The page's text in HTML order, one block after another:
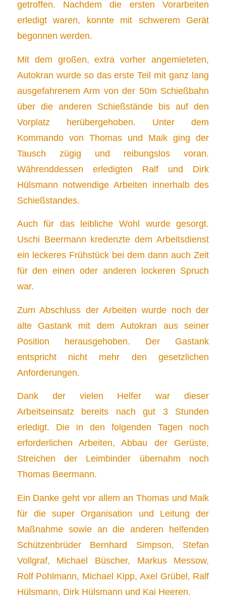
getroffen. Nachdem die ersten Vorarbeiten
erledigt waren, konnte mit schwerem Gerät
begonnen werden.
Mit dem großen, extra vorher angemieteten,
Autokran wurde so das erste Teil mit ganz lang
ausgefahrenem Arm von der 50m Schießbahn
über die anderen Schießstände bis auf den
Vorplatz herübergehoben. Unter dem
Kommando von Thomas und Maik ging der
Tausch zügig und reibungslos voran.
Währenddessen erledigten Ralf und Dirk
Hülsmann notwendige Arbeiten innerhalb des
Schießstandes.
Auch für das leibliche Wohl wurde gesorgt.
Uschi Beermann kredenzte dem Arbeitsdienst
ein leckeres Frühstück bei dem dann auch Zeit
für den einen oder anderen lockeren Spruch
war.
Zum Abschluss der Arbeiten wurde noch der
alte Gastank mit dem Autokran aus seiner
Position herausgehoben. Der Gastank
entspricht nicht mehr den gesetzlichen
Anforderungen.
Dank der vielen Helfer war dieser
Arbeitseinsatz bereits nach gut 3 Stunden
erledigt. Die in den folgenden Tagen noch
erforderlichen Arbeiten, Abbau der Gerüste,
Streichen der Leimbinder übernahm noch
Thomas Beermann.
Ein Danke geht vor allem an Thomas und Maik
für die super Organisation und Leitung der
Maßnahme sowie an die anderen helfenden
Schützenbrüder Bernhard Simpson, Stefan
Vollgraf, Michael Büscher, Markus Messow,
Rolf Pohlmann, Michael Kipp, Axel Grübel, Ralf
Hülsmann, Dirk Hülsmann und Kai Heeren.